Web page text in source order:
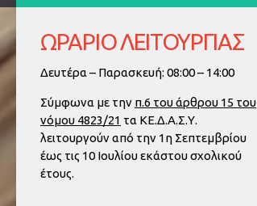
ΩΡΑΡΙΟ ΛΕΙΤΟΥΡΓΙΑΣ
Δευτέρα – Παρασκευή: 08:00 – 14:00
Σύμφωνα με την π.6 του άρθρου 15 του
νόμου 4823/21 τα ΚΕ.Δ.Α.Σ.Υ.
λειτουργούν από την 1η Σεπτεμβρίου
έως τις 10 Ιουλίουεκάστου σχολικού
έτους.